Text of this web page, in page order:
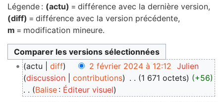
Légende : (actu) = différence avec la dernière version,
(diff) = différence avec la version précédente,
m = modification mineure.
février
2024
actu diff 2 février 2024 à 12:12 Julien
discussion
contributions 1 671 octets +56
Balise: Éditeur visuel